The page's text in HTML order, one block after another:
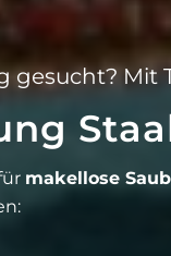
gesucht?
makellose